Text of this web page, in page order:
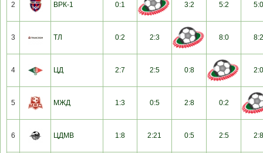
2 ВРК-1 0:1 3:2 5:2 5:0
3 ТЛ 0:2 2:3 8:0 8:2
4 ЦД 2:7 2:5 0:8 2:0
5 МЖД 1:3 0:5 2:8 0:2
6 ЦДМВ 1:8 2:21 0:5 2:5 2:8